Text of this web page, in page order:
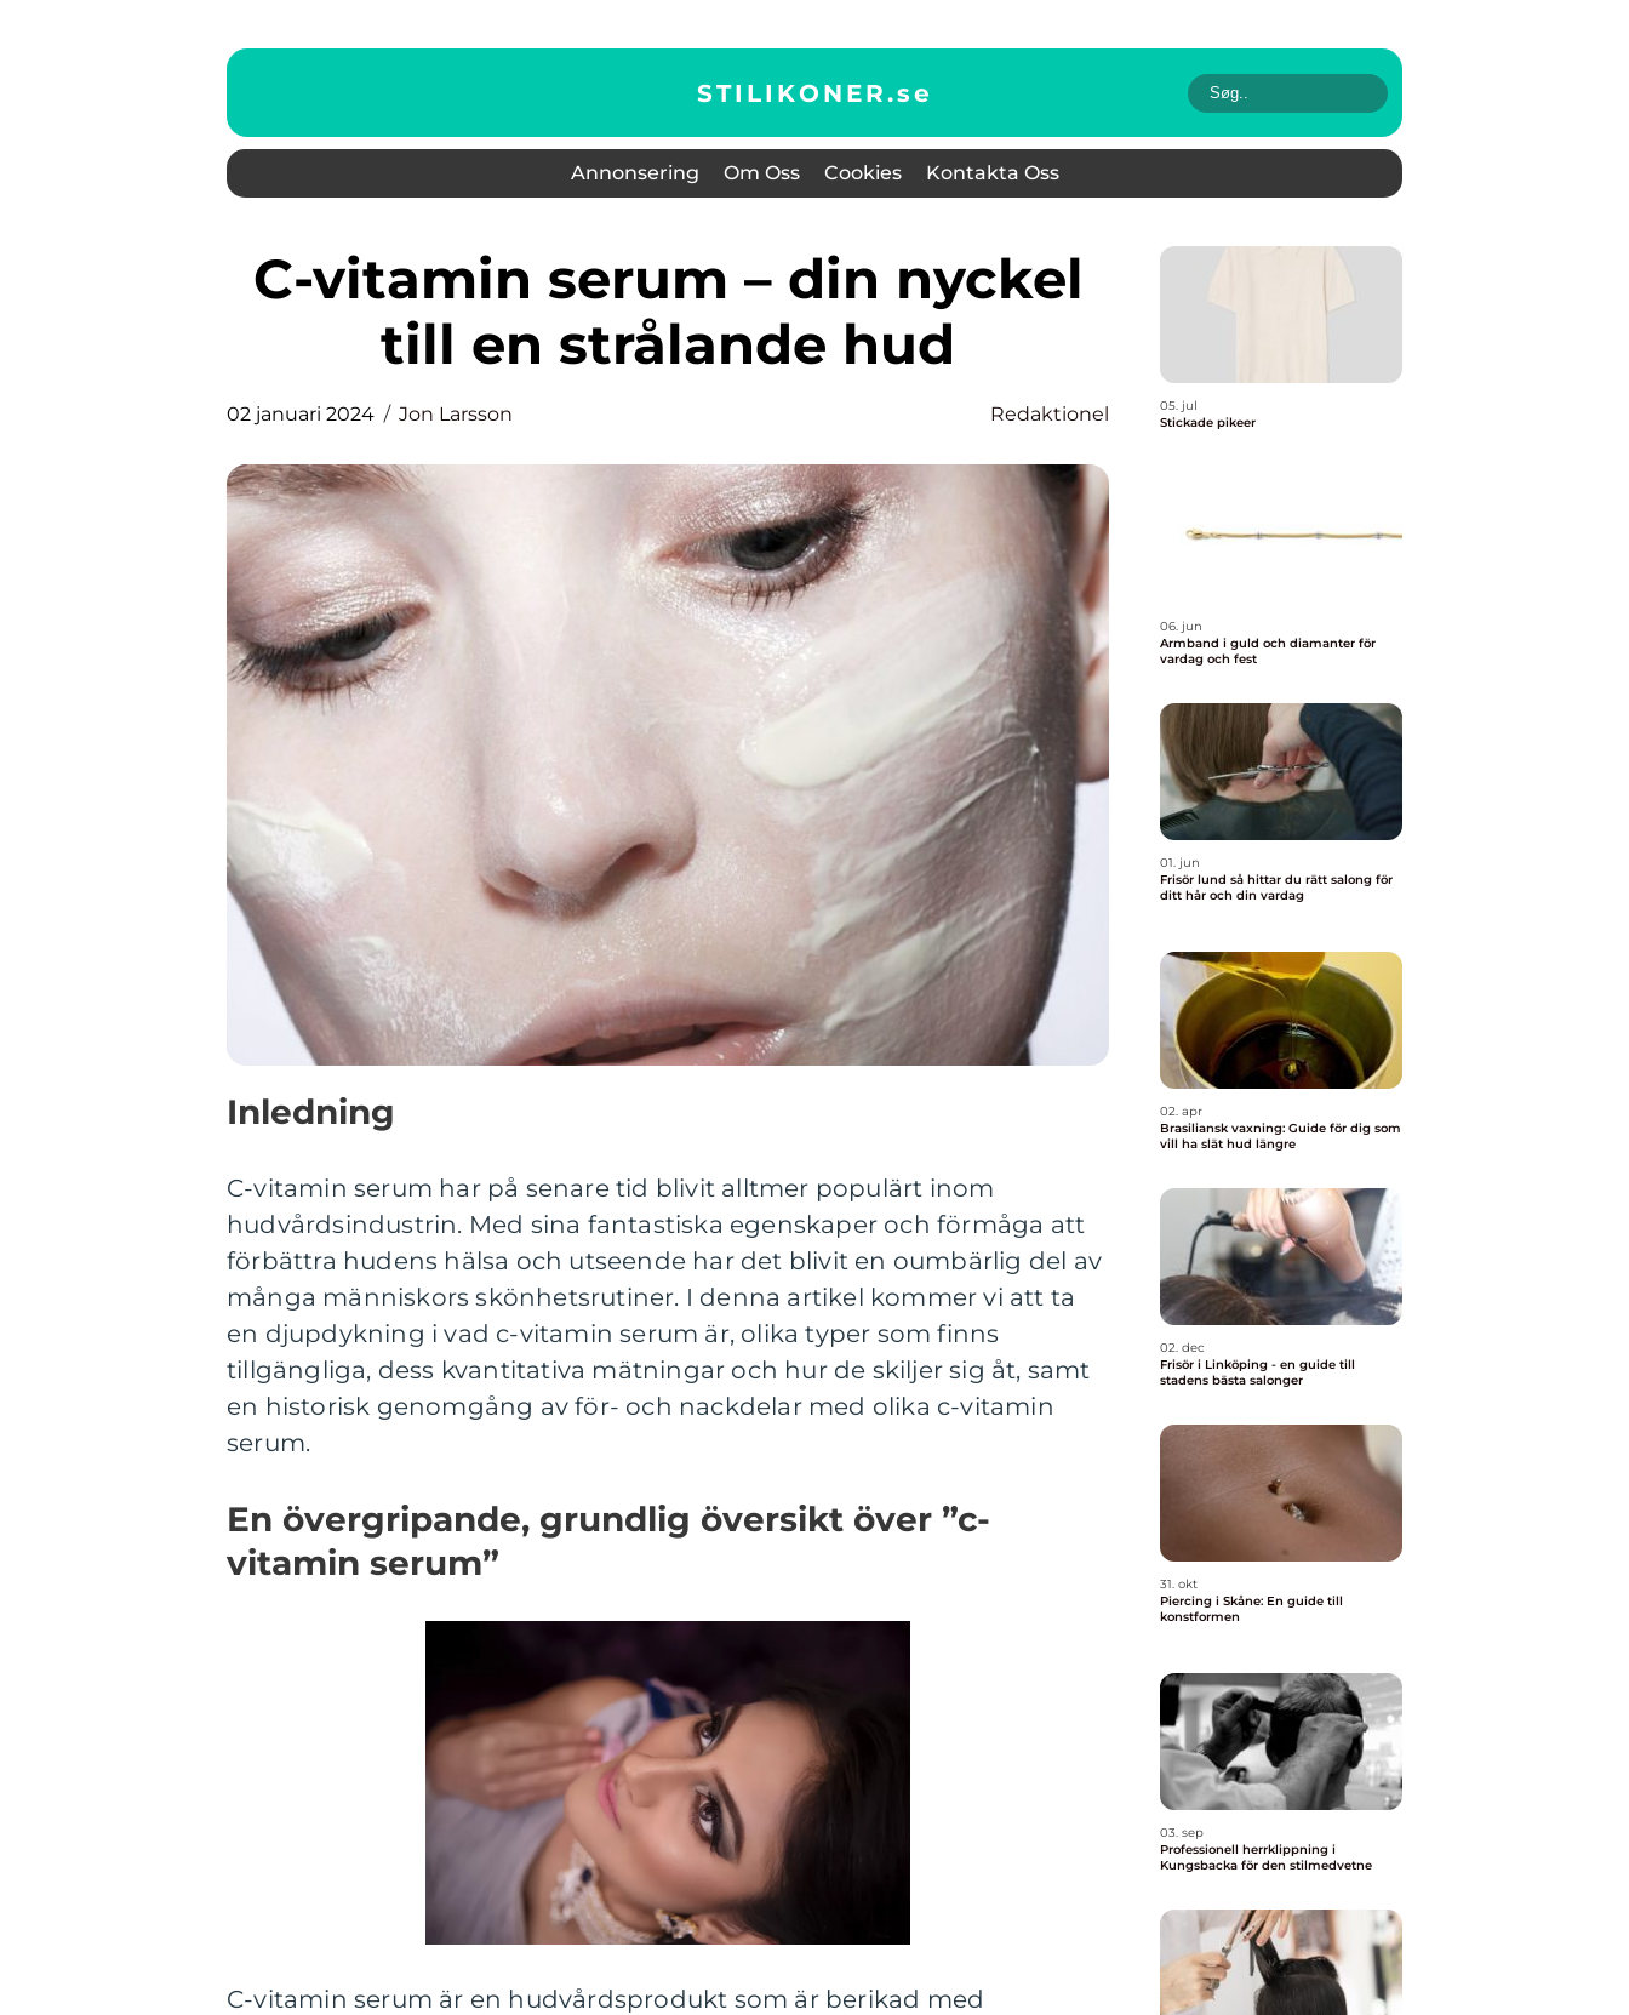
STILIKONER.se
Annonsering Om Oss Cookies Kontakta Oss
C-vitamin serum – din nyckel
till en strålande hud
02 januari 2024 Jon Larsson Redaktionel
Inledning
C-vitamin serum har på senare tid blivit alltmer populärt inom
hudvårdsindustrin. Med sina fantastiska egenskaper och förmåga att
förbättra hudens hälsa och utseende har det blivit en oumbärlig del av
många människors skönhetsrutiner. I denna artikel kommer vi att ta
en djupdykning i vad c-vitamin serum är, olika typer som finns
tillgängliga, dess kvantitativa mätningar och hur de skiljer sig åt, samt
en historisk genomgång av för- och nackdelar med olika c-vitamin
serum.
En övergripande, grundlig översikt över ”c-
vitamin serum”
C-vitamin serum är en hudvårdsprodukt som är berikad med
05. jul
Stickade pikeer
06. jun
Armband i guld och diamanter för
vardag och fest
01. jun
Frisör lund så hittar du rätt salong för
ditt hår och din vardag
02. apr
Brasiliansk vaxning: Guide för dig som
vill ha slät hud längre
02. dec
Frisör i Linköping - en guide till
stadens bästa salonger
31. okt
Piercing i Skåne: En guide till
konstformen
03. sep
Professionell herrklippning i
Kungsbacka för den stilmedvetne